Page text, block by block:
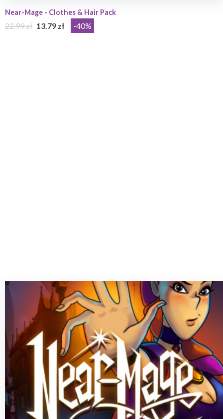
Near-Mage - Clothes & Hair Pack
22.99 zł 13.79 zł -40%